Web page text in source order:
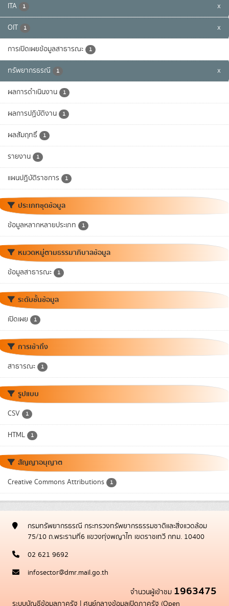
ITA 1 x
OIT 1 x
การเปิดเผยข้อมูลสาธารณะ 1
ทรัพยากรธรณี 1 x
ผลการดำเนินงาน 1
ผลการปฏิบัติงาน 1
ผลสัมฤทธิ์ 1
รายงาน 1
แผนปฏิบัติราชการ 1
ประเภทชุดข้อมูล
ข้อมูลหลากหลายประเภท 1
หมวดหมู่ตามธรรมาภิบาลข้อมูล
ข้อมูลสาธารณะ 1
ระดับชั้นข้อมูล
เปิดเผย 1
การเข้าถึง
สาธารณะ 1
รูปแบบ
CSV 1
HTML 1
สัญญาอนุญาต
Creative Commons Attributions 1
กรมทรัพยากรธรณี กระทรวงทรัพยากรธรรมชาติและสิ่งแวดล้อม
75/10 ถ.พระรามที่6 แขวงทุ่งพญาไท เขตราชเทวี กทม. 10400
02 621 9692
infosector@dmr.mail.go.th
จำนวนผู้เข้าชม 1963475
ระบบบัญชีข้อมูลภาครัฐ | ศูนย์กลางข้อมูลเปิดภาครัฐ (Open